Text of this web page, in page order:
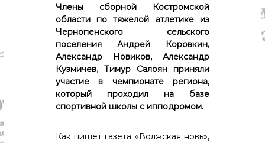
т
р
с
к
о
й
о
б
л
Члены сборной Костромской
области по тяжелой атлетике из
Чернопенского сельского
поселения Андрей Коровкин,
Александр Новиков, Александр
Кузмичев, Тимур Салоян приняли
участие в чемпионате региона,
который проходил на базе
спортивной школы с ипподромом.
Как пишет газета «Волжская новь»,